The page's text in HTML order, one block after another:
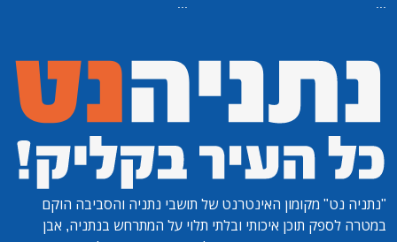
"נתניה נט" מקומון האינטרנט של תושבי נתניה והסביבה הוקם
במטרה לספק תוכן איכותי ובלתי תלוי על המתרחש בנתניה, אבן